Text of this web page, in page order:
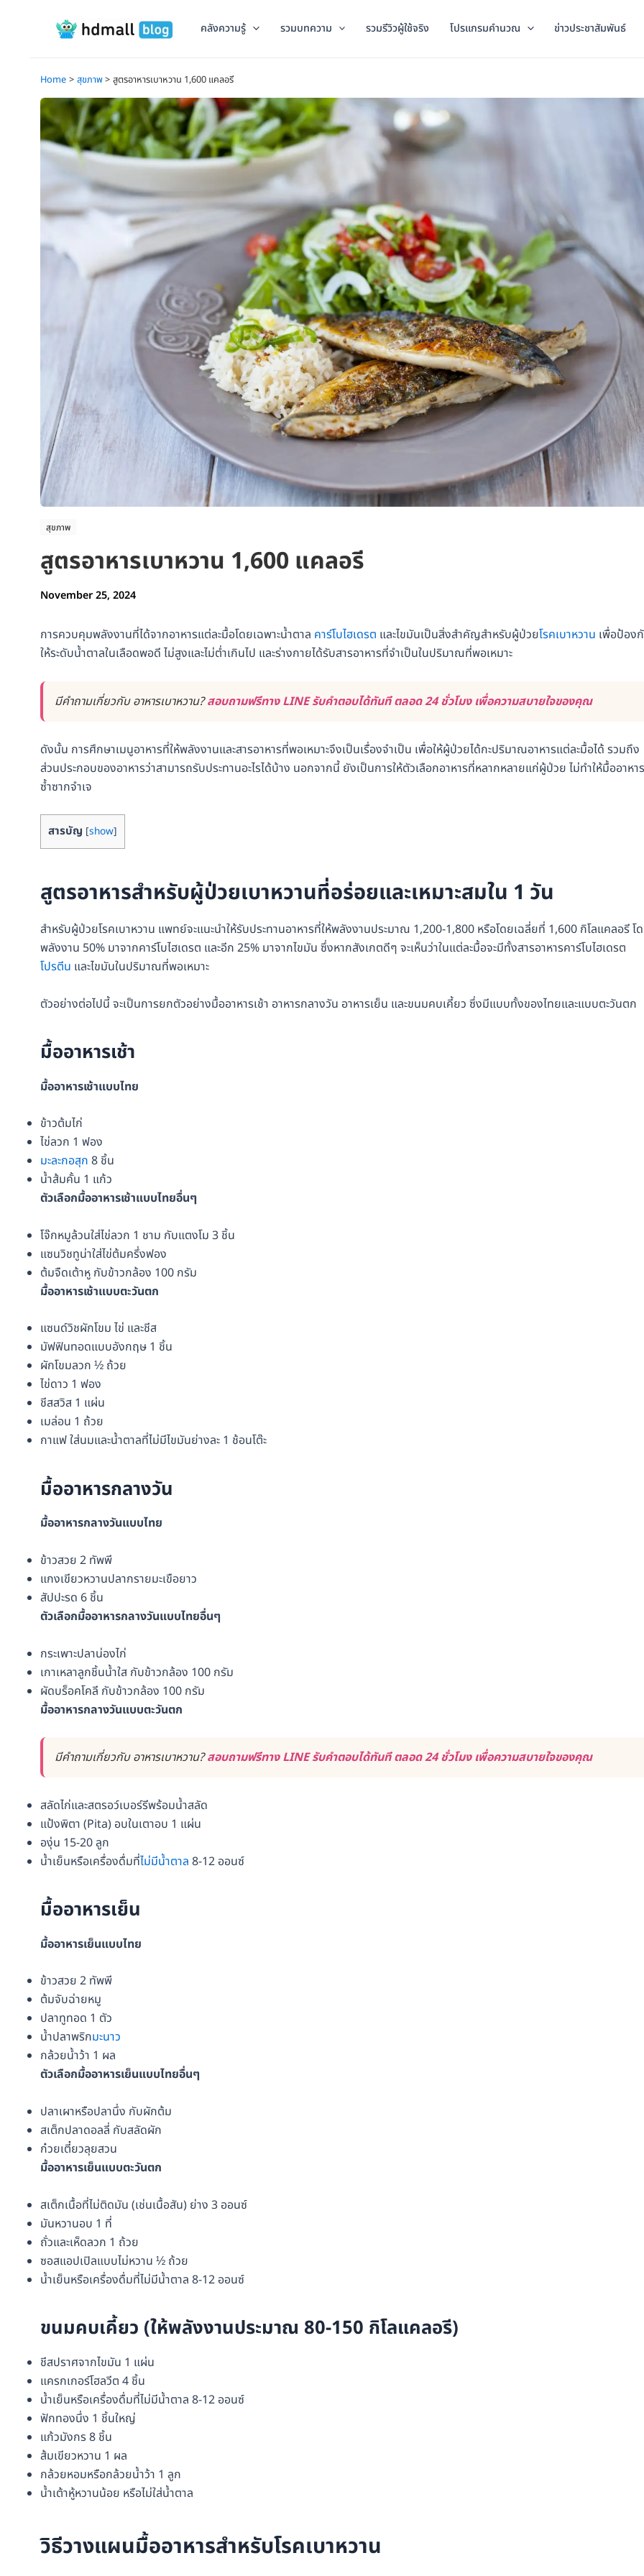
คลังความรู้ รวมบทความ รวมรีวิวผู้ใช้จริง โปรแกรมคำนวณ ข่าวประชาสัมพันธ์
Home สุขภาพ สูตรอาหารเบาหวาน 1,600 แคลอรี
สุขภาพ
สูตรอาหารเบาหวาน 1,600 แคลอรี
November 25, 2024
การควบคุมพลังงานที่ได้จากอาหารแต่ละมื้อโดยเฉพาะน้ำตาล คาร์โบไฮเดรต และไขมันเป็นสิ่งสำคัญสำหรับผู้ป่วยโรคเบาหวาน เพื่อป้อง
ให้ระดับน้ำตาลในเลือดพอดี ไม่สูงและไม่ต่ำเกินไป และร่างกายได้รับสารอาหารที่จำเป็นในปริมาณที่พอเหมาะ
มีคำถามเกี่ยวกับ อาหารเบาหวาน?สอบถามฟรีทาง LINE รับคำตอบได้ทันที ตลอด 24 ชั่วโมง เพื่อความสบายใจของคุณ
ดังนั้น การศึกษาเมนูอาหารที่ให้พลังงานและสารอาหารที่พอเหมาะจึงเป็นเรื่องจำเป็น เพื่อให้ผู้ป่วยได้กะปริมาณอาหารแต่ละมื้อได้ รวมถึง
ส่วนประกอบของอาหารว่าสามารถรับประทานอะไรได้บ้าง นอกจากนี้ ยังเป็นการให้ตัวเลือกอาหารที่หลากหลายแก่ผู้ป่วย ไม่ทำให้มื้ออาหาร
ซ้ำซากจำเจ
สารบัญ [show]
สูตรอาหารสำหรับผู้ป่วยเบาหวานที่อร่อยและเหมาะสมใน 1 วัน
สำหรับผู้ป่วยโรคเบาหวาน แพทย์จะแนะนำให้รับประทานอาหารที่ให้พลังงานประมาณ 1,200-1,800 หรือโดยเฉลี่ยที่ 1,600 กิโลแคลอรี โ
พลังงาน 50% มาจากคาร์โบไฮเดรต และอีก 25% มาจากไขมัน ซึ่งหากสังเกตดีๆ จะเห็นว่าในแต่ละมื้อจะมีทั้งสารอาหารคาร์โบไฮเดรต
โปรตีน และไขมันในปริมาณที่พอเหมาะ
ตัวอย่างต่อไปนี้ จะเป็นการยกตัวอย่างมื้ออาหารเช้า อาหารกลางวัน อาหารเย็น และขนมคบเคี้ยว ซึ่งมีแบบทั้งของไทยและแบบตะวันตก
มื้ออาหารเช้า
มื้ออาหารเช้าแบบไทย
ข้าวต้มไก่
ไข่ลวก 1 ฟอง
มะละกอสุก 8 ชิ้น
น้ำส้มคั้น 1 แก้ว
ตัวเลือกมื้ออาหารเช้าแบบไทยอื่นๆ
โจ๊กหมูล้วนใส่ไข่ลวก 1 ชาม กับแตงโม 3 ชิ้น
แซนวิชทูน่าใส่ไข่ต้มครึ่งฟอง
ต้มจืดเต้าหู กับข้าวกล้อง 100 กรัม
มื้ออาหารเช้าแบบตะวันตก
แซนด์วิชผักโขม ไข่ และชีส
มัฟฟินทอดแบบอังกฤษ 1 ชิ้น
ผักโขมลวก ½ ถ้วย
ไข่ดาว 1 ฟอง
ชีสสวิส 1 แผ่น
เมล่อน 1 ถ้วย
กาแฟ ใส่นมและน้ำตาลที่ไม่มีไขมันย่างละ 1 ช้อนโต๊ะ
มื้ออาหารกลางวัน
มื้ออาหารกลางวันแบบไทย
ข้าวสวย 2 ทัพพี
แกงเขียวหวานปลากรายมะเขือยาว
สัปปะรด 6 ชิ้น
ตัวเลือกมื้ออาหารกลางวันแบบไทยอื่นๆ
กระเพาะปลาน่องไก่
เกาเหลาลูกชิ้นน้ำใส กับข้าวกล้อง 100 กรัม
ผัดบร็อคโคลี กับข้าวกล้อง 100 กรัม
มื้ออาหารกลางวันแบบตะวันตก
มีคำถามเกี่ยวกับ อาหารเบาหวาน?สอบถามฟรีทาง LINE รับคำตอบได้ทันที ตลอด 24 ชั่วโมง เพื่อความสบายใจของคุณ
สลัดไก่และสตรอว์เบอร์รีพร้อมน้ำสลัด
แป้งพิตา (Pita) อบในเตาอบ 1 แผ่น
องุ่น 15-20 ลูก
น้ำเย็นหรือเครื่องดื่มที่ไม่มีน้ำตาล 8-12 ออนซ์
มื้ออาหารเย็น
มื้ออาหารเย็นแบบไทย
ข้าวสวย 2 ทัพพี
ต้มจับฉ่ายหมู
ปลาทูทอด 1 ตัว
น้ำปลาพริกมะนาว
กล้วยน้ำว้า 1 ผล
ตัวเลือกมื้ออาหารเย็นแบบไทยอื่นๆ
ปลาเผาหรือปลานึ่ง กับผักต้ม
สเต็กปลาดอลลี่ กับสลัดผัก
ก๋วยเตี๋ยวลุยสวน
มื้ออาหารเย็นแบบตะวันตก
สเต็กเนื้อที่ไม่ติดมัน (เช่นเนื้อสัน) ย่าง 3 ออนซ์
มันหวานอบ 1 ที่
ถั่วและเห็ดลวก 1 ถ้วย
ซอสแอปเปิลแบบไม่หวาน ½ ถ้วย
น้ำเย็นหรือเครื่องดื่มที่ไม่มีน้ำตาล 8-12 ออนซ์
ขนมคบเคี้ยว (ให้พลังงานประมาณ 80-150 กิโลแคลอรี)
ชีสปราศจากไขมัน 1 แผ่น
แครกเกอร์โฮลวีต 4 ชิ้น
น้ำเย็นหรือเครื่องดื่มที่ไม่มีน้ำตาล 8-12 ออนซ์
ฟักทองนึ่ง 1 ชิ้นใหญ่
แก้วมังกร 8 ชิ้น
ส้มเขียวหวาน 1 ผล
กล้วยหอมหรือกล้วยน้ำว้า 1 ลูก
น้ำเต้าหู้หวานน้อย หรือไม่ใส่น้ำตาล
วิธีวางแผนมื้ออาหารสำหรับโรคเบาหวาน